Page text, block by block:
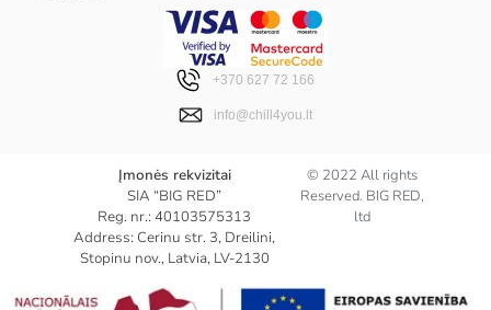
+370 627 72 166
info@chill4you.lt
Įmonės rekvizitai
SIA “BIG RED”
Reg. nr.: 40103575313
Address: Cerinu str. 3, Dreilini,
Stopinu nov., Latvia, LV-2130
© 2022 All rights
Reserved. BIG RED,
ltd